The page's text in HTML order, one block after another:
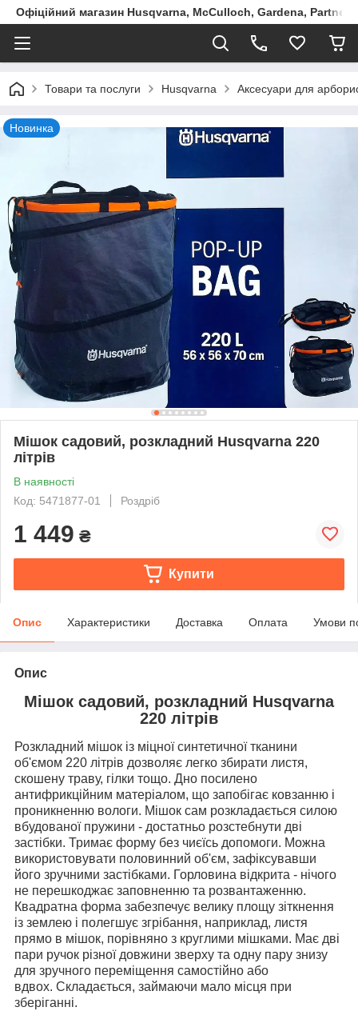
Офіційний магазин Husqvarna, McCulloch, Gardena, Partner
Товари та послуги Husqvarna Аксесуари для
Новинка
Мішок садовий, розкладний Husqvarna 220
літрів
В наявності
Код: 5471877-01
Роздріб
1 449 ₴
Купити
Опис Характеристики Доставка Оплата Умови
Опис
Мішок садовий, розкладний Husqvarna
220 літрів
Розкладний мішок із міцної синтетичної тканини
об'ємом 220 літрів дозволяє легко збирати листя,
скошену траву, гілки тощо. Дно посилено
антифрикційним матеріалом, що запобігає ковзанню і
проникненню вологи. Мішок сам розкладається силою
вбудованої пружини - достатньо розстебнути дві
застібки. Тримає форму без чиєїсь допомоги. Можна
використовувати половинний об'єм, зафіксувавши
його зручними застібками. Горловина відкрита - нічого
не перешкоджає заповненню та розвантаженню.
Квадратна форма забезпечує велику площу зіткнення
із землею і полегшує згрібання, наприклад, листя
прямо в мішок, порівняно з круглими мішками. Має дві
пари ручок різної довжини зверху та одну пару знизу
для зручного переміщення самостійно або
вдвох. Складається, займаючи мало місця при
зберіганні.